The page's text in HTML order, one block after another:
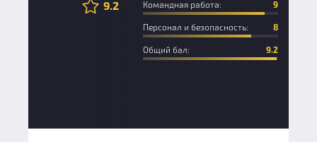
9.2 Командная работа: 9
Персонал и безопасность: 8
Общий бал: 9.2